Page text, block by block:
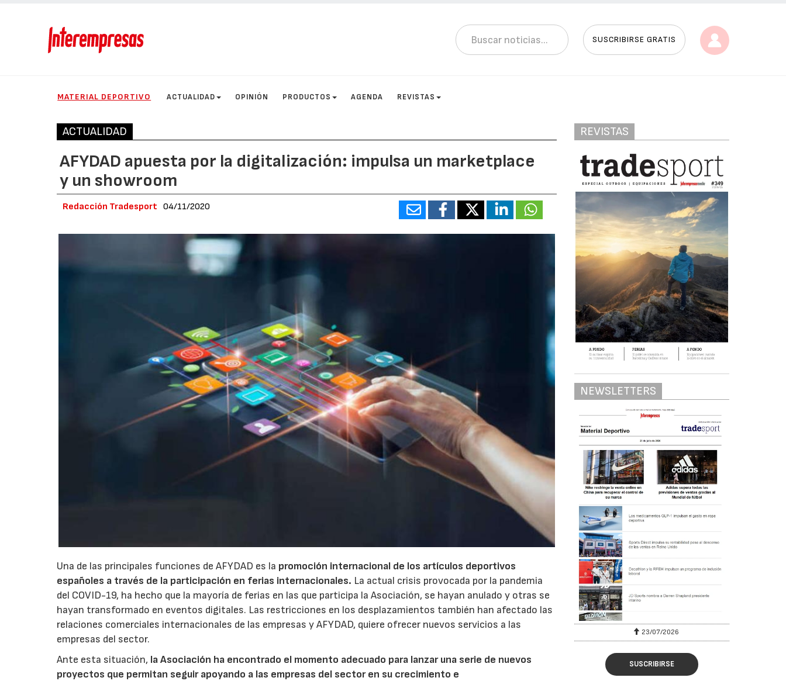
SUSCRIBIRSE GRATIS
MATERIAL DEPORTIVO ACTUALIDAD OPINIÓN PRODUCTOS AGENDA REVISTAS
ACTUALIDAD
AFYDAD apuesta por la digitalización: impulsa un marketplace
y un showroom
Redacción Tradesport 04/11/2020
Una de las principales funciones de AFYDAD es la promoción internacional de los artículos deportivos
españoles a través de la participación en ferias internacionales. La actual crisis provocada por la pandemia
del COVID-19, ha hecho que la mayoría de ferias en las que participa la Asociación, se hayan anulado y otras se
hayan transformado en eventos digitales. Las restricciones en los desplazamientos también han afectado las
relaciones comerciales internacionales de las empresas y AFYDAD, quiere ofrecer nuevos servicios a las
empresas del sector.
Ante esta situación, la Asociación ha encontrado el momento adecuado para lanzar una serie de nuevos
proyectos que permitan seguir apoyando a las empresas del sector en su crecimiento e
REVISTAS
NEWSLETTERS
23/07/2026 23/07/2026
SUSCRIBIRSE